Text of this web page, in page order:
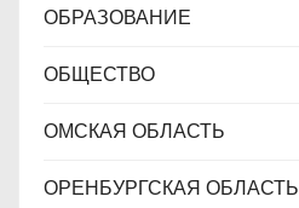
ОБРАЗОВАНИЕ
ОБЩЕСТВО
ОМСКАЯ ОБЛАСТЬ
ОРЕНБУРГСКАЯ ОБЛАСТЬ